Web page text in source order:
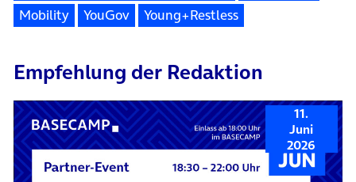
Mobility
YouGov Young+Restless
Empfehlung der Redaktion
11.
Juni
2026